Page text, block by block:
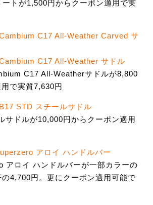
トが1,500円からクーポン適用で実
C17 All-Weather Carved サ
C17 All-Weather サドル
C17 All-Weatherサドルが8,800
で実質7,630円
STD スチールサドル
サドルが10,000円からクーポン適用
アロイ ハンドルバー
アロイ ハンドルバーが一部カラーの
4,700円。更にクーポン適用可能で